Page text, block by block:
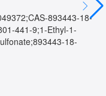
893443-18-
441-9;1-Ethyl-1-
18-